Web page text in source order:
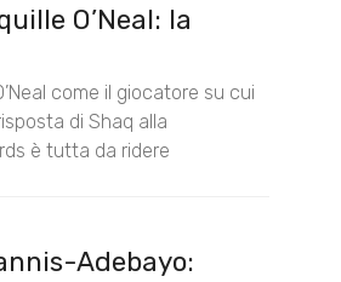
O’Neal: la
come il giocatore su cui
di Shaq alla
è tutta da ridere
Adebayo: